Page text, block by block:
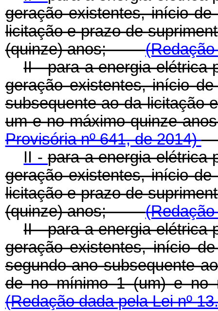
geração existentes, início
licitação e prazo de
(quinze) anos;(Redação
II - para a energia elétrica
geração existentes, início
subsequente ao da licitação
um e no máximo
Provisória nº 641, de 2014)
II -para a energia elétrica
geração existentes, início
licitação e prazo de
(quinze) anos;(Redação
II - para a energia elétrica
geração existentes, início
segundo ano subsequente
de no mínimo 1 (um) e
(Redação dada pela Lei nº